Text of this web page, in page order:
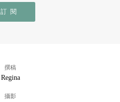
訂閱
撰稿
Regina
攝影